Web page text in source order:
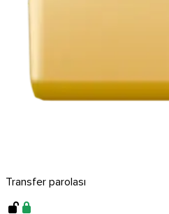
Transfer parolası